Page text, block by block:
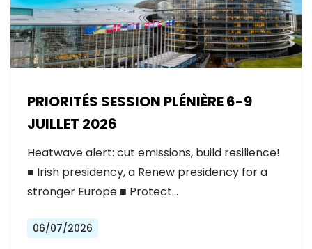
PRIORITÉS SESSION PLÉNIÈRE 6-9
JUILLET 2026
Heatwave alert: cut emissions, build resilience!
■ Irish presidency, a Renew presidency for a
stronger Europe ■ Protect…
06/07/2026